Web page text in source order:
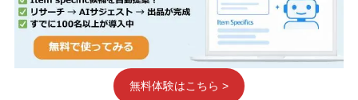
無料体験はこちら >